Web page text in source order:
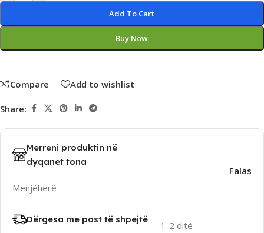
Add To Cart
Buy Now
Compare Add to wishlist
Share:
Merreni produktin në
dyqanet tona
Menjëherë
Falas
Dërgesa me post të shpejtë
1-2 ditë